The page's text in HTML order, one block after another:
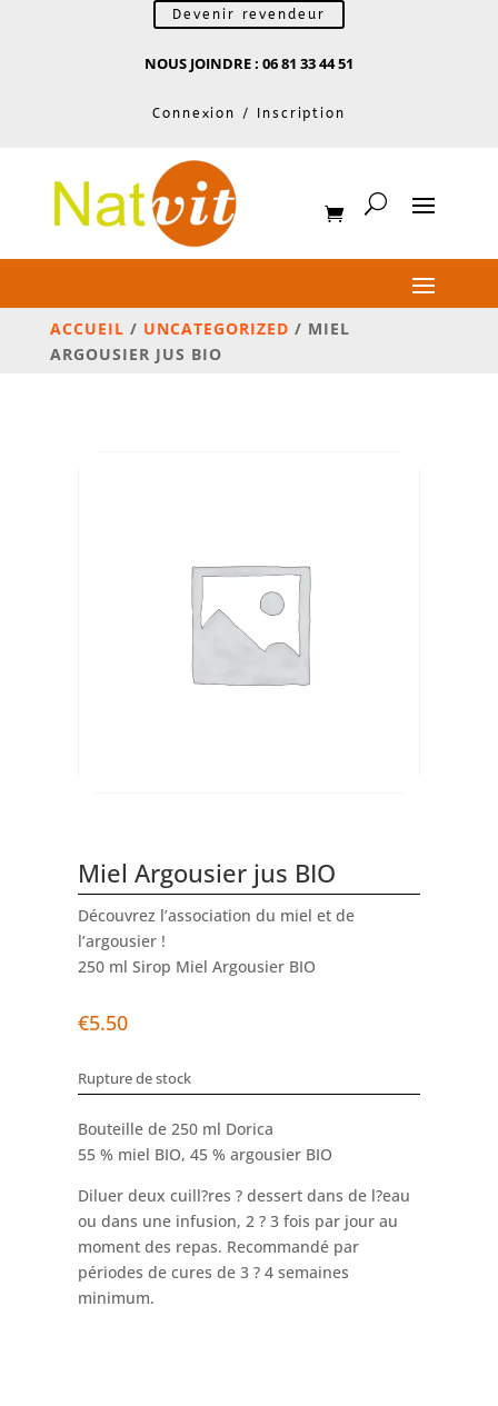
Devenir revendeur
NOUS JOINDRE : 06 81 33 44 51
Connexion / Inscription
ACCUEIL / UNCATEGORIZED / MIEL
ARGOUSIER JUS BIO
Miel Argousier jus BIO
Découvrez l’association du miel et de
l’argousier !
250 ml Sirop Miel Argousier BIO
€5.50
Rupture de stock
Bouteille de 250 ml Dorica
55 % miel BIO, 45 % argousier BIO
Diluer deux cuill?res ? dessert dans de l?eau
ou dans une infusion, 2 ? 3 fois par jour au
moment des repas. Recommandé par
périodes de cures de 3 ? 4 semaines
minimum.